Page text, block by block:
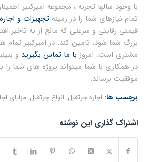
با وجود سالها تجربه ، مجموعه امیرکبیر
تمام نیازهای شما را در زمینه تجهیزات و
قیمتی رقابتی و سرعتی که مانع از به تاخیر
بزرگ شما شود، تامین کند. در امیرکبیر
مشتری است. امروز با ما تماس بگیرید و
در همکاری با شما میتواند پروژه های شما را
موفقیت برساند.
برچسب ها: اجاره جرثقیل, انواع جرثقیل,مزایای
اشتراک گذاری این نوشته